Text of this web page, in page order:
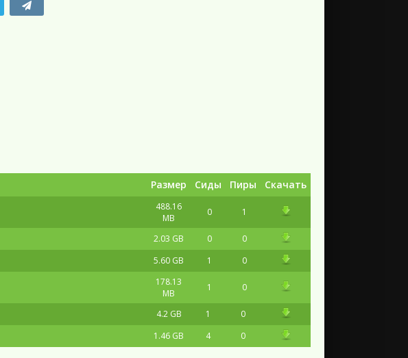
Размер Сиды Пиры Скачать
488.16
MB
0 1
2.03 GB 0
0
5.60 GB 1 0
178.13
MB
1 0
4.2 GB 1
0
1.46 GB 4 0